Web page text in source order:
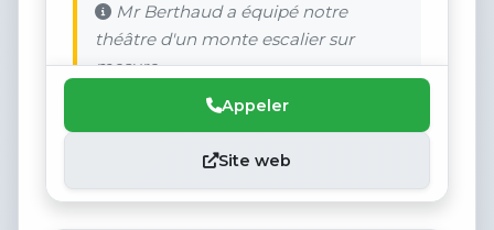
Mr Berthaud a équipé notre
théâtre d'un monte escalier sur
mesure.
Appeler
Site web